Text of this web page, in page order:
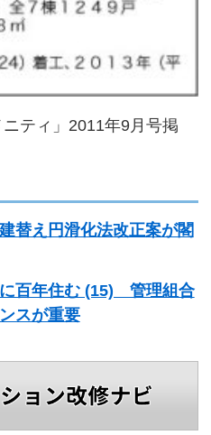
ティ」2011年9月号掲
替え円滑化法改正案が閣
百年住む (15) 管理組合
スが重要